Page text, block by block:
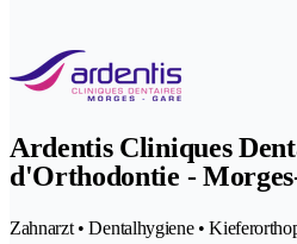
Ardentis Cliniques
d'Orthodontie -
Zahnarzt • Dentalhygiene •